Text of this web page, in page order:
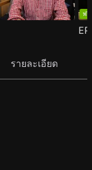
ฟรี
รายละเอียด